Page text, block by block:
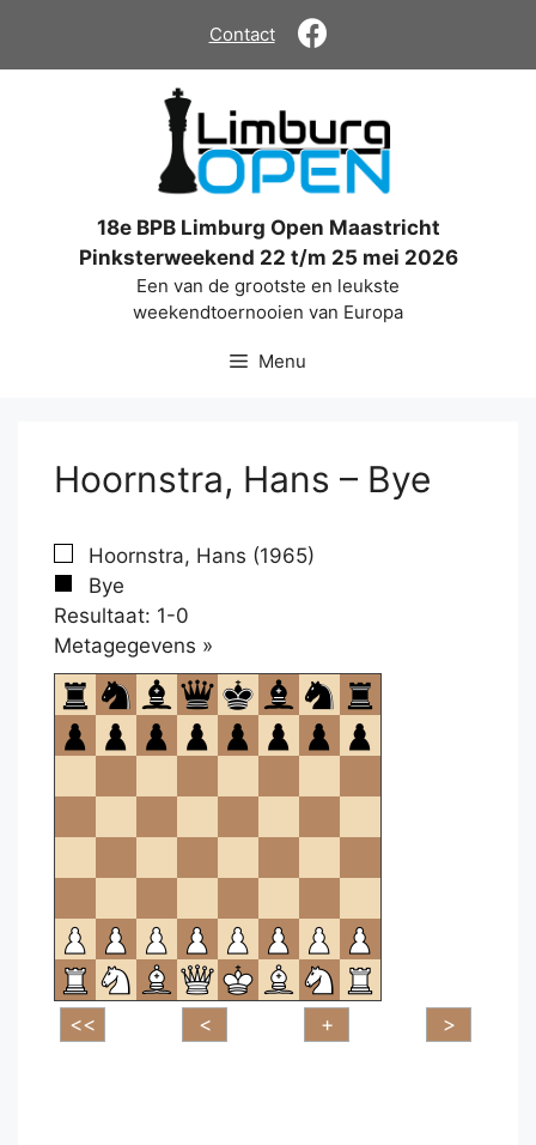
de
Contact
18e BPB Limburg Open Maastricht
Pinksterweekend 22 t/m 25 mei 2026
Een van de grootste en leukste
weekendtoernooien van Europa
Menu
Hoornstra, Hans – Bye
Hoornstra, Hans (1965)
Bye
Resultaat: 1-0
Metagegevens »
om
te
openen.